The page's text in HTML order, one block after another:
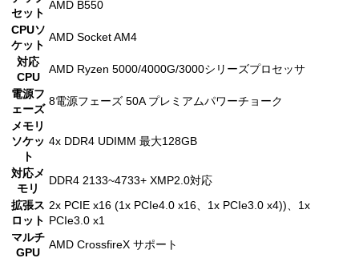
セット
AMD B550
CPUソ
ケット
AMD Socket AM4
対応
CPU
AMD Ryzen 5000/4000G/3000シリーズプロセッサ
電源フ
ェーズ
8電源フェーズ 50A プレミアムパワーチョーク
メモリ
ソケッ
ト
4x DDR4 UDIMM 最大128GB
対応メ
モリ
DDR4 2133~4733+ XMP2.0対応
拡張ス
ロット
2x PCIE x16 (1x PCIe4.0 x16、1x PCIe3.0 x4))、1x
PCIe3.0 x1
マルチ
GPU
AMD CrossfireX サポート